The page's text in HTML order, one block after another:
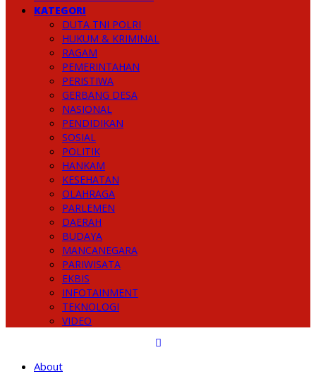
KATEGORI
DUTA TNI POLRI
HUKUM & KRIMINAL
RAGAM
PEMERINTAHAN
PERISTIWA
GERBANG DESA
NASIONAL
PENDIDIKAN
SOSIAL
POLITIK
HANKAM
KESEHATAN
OLAHRAGA
PARLEMEN
DAERAH
BUDAYA
MANCANEGARA
PARIWISATA
EKBIS
INFOTAINMENT
TEKNOLOGI
VIDEO
About